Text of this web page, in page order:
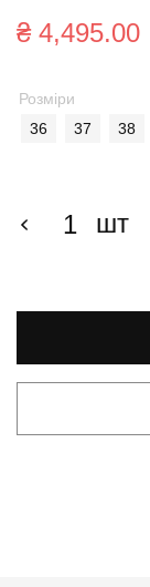
₴4,495.00
Розміри
36
37 38
шт